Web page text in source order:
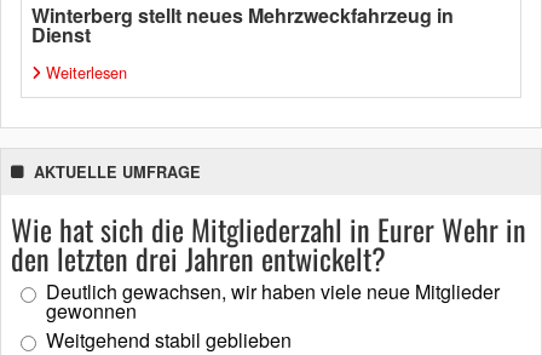
Winterberg stellt neues Mehrzweckfahrzeug in
Dienst
Weiterlesen
AKTUELLE UMFRAGE
Wie hat sich die Mitgliederzahl in Eurer Wehr in
den letzten drei Jahren entwickelt?
Deutlich gewachsen, wir haben viele neue Mitglieder
gewonnen
Weitgehend stabil geblieben